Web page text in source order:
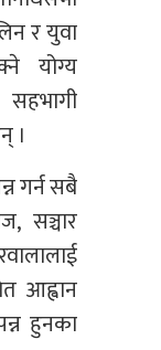
र युवा
योग्य
सहभागी
।
गर्न सबै
सञ्चार
आह्वान
हुनका